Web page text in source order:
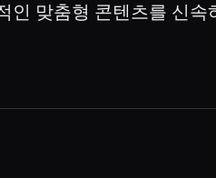
인 맞춤형 콘텐츠를 신속